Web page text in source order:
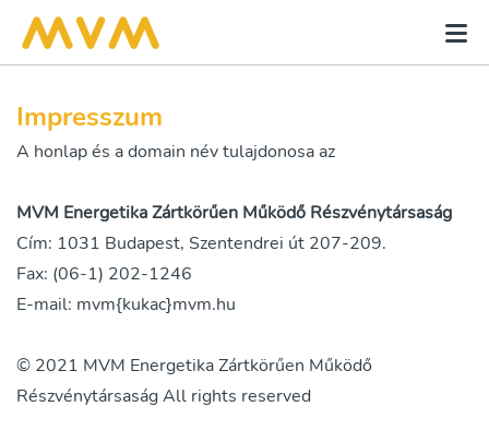
Impresszum
A honlap és a domain név tulajdonosa az
MVM Energetika Zártkörűen Működő Részvénytársaság
Cím: 1031 Budapest, Szentendrei út 207-209.
Fax: (06-1) 202-1246
E-mail: mvm{kukac}mvm.hu
© 2021 MVM Energetika Zártkörűen Működő
Részvénytársaság All rights reserved